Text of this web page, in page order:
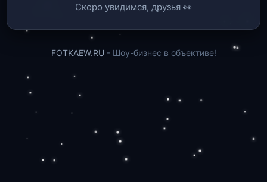
Скоро увидимся, друзья 👀
FOTKAEW.RU - Шоу-бизнес в объективе!